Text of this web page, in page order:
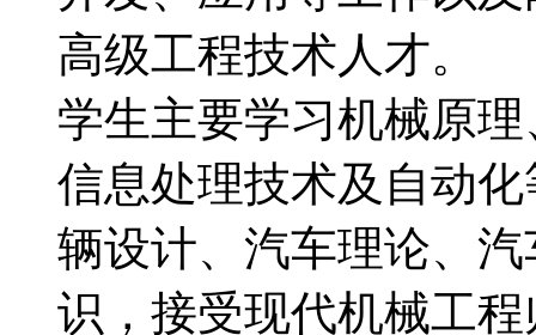
高级工程技术人才
学生主要学习机械原
信息处理技术及自动
辆设计、汽车理论、
识，接受现代机械工